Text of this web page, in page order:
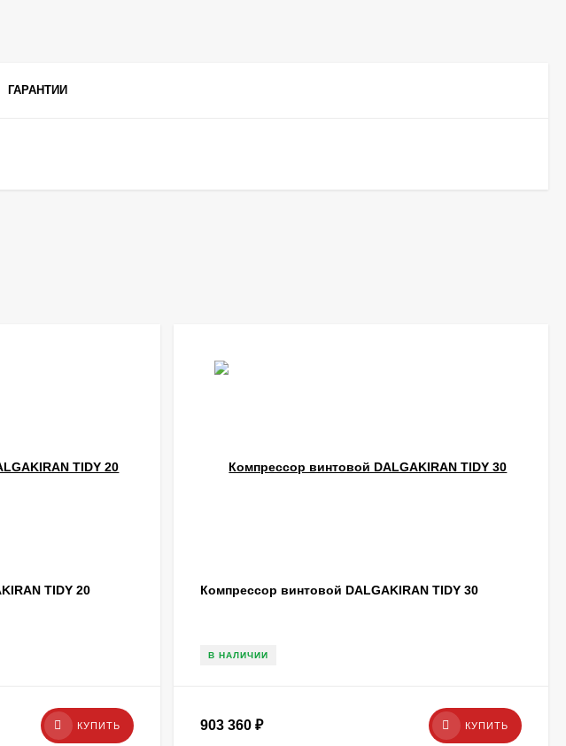
ГАРАНТИИ
TIDY 20
КУПИТЬ
Компрессор винтовой DALGAKIRAN TIDY 30
В НАЛИЧИИ
903 360 ₽ КУПИТЬ